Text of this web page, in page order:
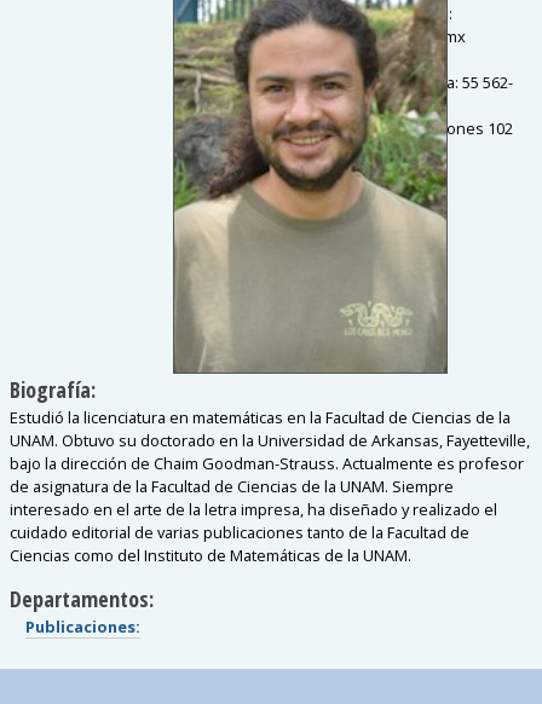
Correo electrónico :
prosell @im.unam.mx
Sede : C.U.
Teléfono de oficina:55 562-
24496
Cubículo:Publicaciones 102
Intereses de
investigación:
Biografía:
Estudió la licenciatura en matemáticas en la Facultad de Ciencias de la
UNAM. Obtuvo su doctorado en la Universidad de Arkansas, Fayetteville,
bajo la dirección de Chaim Goodman-Strauss. Actualmente es profesor
de asignatura de la Facultad de Ciencias de la UNAM. Siempre
interesado en el arte de la letra impresa, ha diseñado y realizado el
cuidado editorial de varias publicaciones tanto de la Facultad de
Ciencias como del Instituto de Matemáticas de la UNAM.
Departamentos:
Publicaciones: